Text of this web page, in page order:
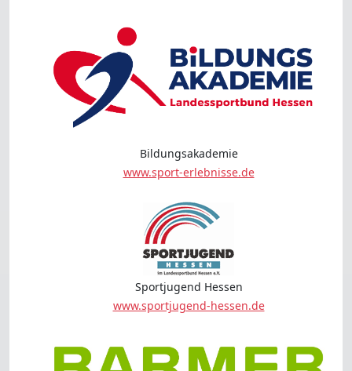
Bildungsakademie
www.sport-erlebnisse.de
Sportjugend Hessen
www.sportjugend-hessen.de